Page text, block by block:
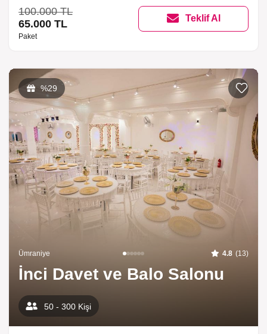
100.000 TL
65.000 TL
Paket
Teklif Al
%29 Listeme
Ümraniye 4.8 (13)
İnci Davet ve Balo Salonu
50 - 300 Kişi